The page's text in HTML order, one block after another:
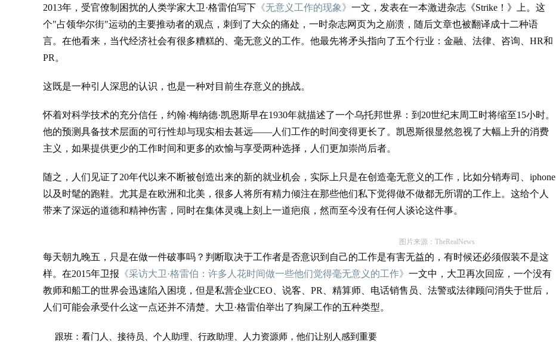
2013年，受官僚制困扰的人类学家大卫·格雷伯写下 《无意义工作的现象》 一文，发表在一本激进杂志《Strike！》上。这
个"占领华尔街"运动的主要推动者的观点，刺到了大众的痛处，一时杂志网页为之崩溃，随后文章也被翻译成十二种语
言。在他看来，当代经济社会有很多糟糕的、毫无意义的工作。他最先将矛头指向了五个行业：金融、法律、咨询、HR和
PR。
这既是一种引人深思的认识，也是一种对目前生存意义的挑战。
怀着对科学技术的充分信任，约翰·梅纳德·凯恩斯早在1930年就描述了一个乌托邦世界：到20世纪末周工时将缩至15小时。
他的预测具备技术层面的可行性却与现实相去甚远——人们工作的时间变得更长了。凯恩斯很显然忽视了大幅上升的消费
主义，如果提供更少的工作时间和更多的欢愉与享受两种选择，人们更加崇尚后者。
随之，人们见证了20年代以来不断被创造出来的新的就业机会，实际上只是在创造毫无意义的工作，比如分销寿司、iphone
以及时髦的跑鞋。尤其是在欧洲和北美，很多人将所有精力倾注在那些他们私下觉得做不做都无所谓的工作上。这给个人
带来了深远的道德和精神伤害，同时在集体灵魂上刻上一道疤痕，然而至今没有任何人谈论这件事。
图片来源：TheRealNews
每天朝九晚五，只是在做一件破事吗？判断取决于工作者是否意识到自己的工作是有害无益的，有时候还必须假装不是这
样。在2015年卫报 《采访大卫·格雷伯：许多人花时间做一些他们觉得毫无意义的工作》 一文中，大卫再次回应，一个没有
教师和船工的世界会迅速陷入困境，但是私营企业CEO、说客、PR、精算师、电话销售员、法警或法律顾问消失于世后，
人们可能会承受什么这一点还并不清楚。大卫·格雷伯举出了狗屎工作的五种类型。
跟班：看门人、接待员、个人助理、行政助理、人力资源师，他们让别人感到重要